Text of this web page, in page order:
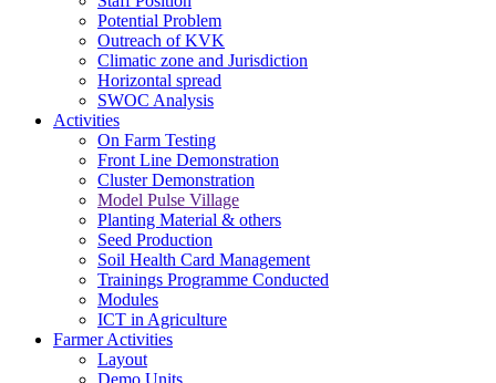
Potential Problem
Outreach of KVK
Climatic zone and Jurisdiction
Horizontal spread
SWOC Analysis
Activities
On Farm Testing
Front Line Demonstration
Cluster Demonstration
Model Pulse Village
Planting Material & others
Seed Production
Soil Health Card Management
Trainings Programme Conducted
Modules
ICT in Agriculture
Farmer Activities
Layout
Demo Units